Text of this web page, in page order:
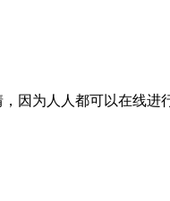
因为人人都可以在线